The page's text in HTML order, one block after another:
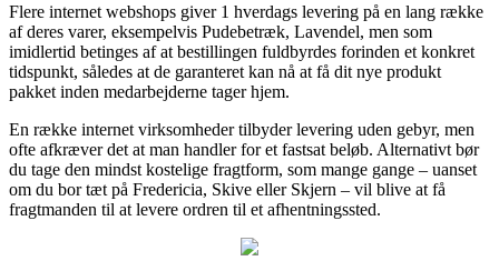
Flere internet webshops giver 1 hverdags levering på en lang række
af deres varer, eksempelvis Pudebetræk, Lavendel, men som
imidlertid betinges af at bestillingen fuldbyrdes forinden et konkret
tidspunkt, således at de garanteret kan nå at få dit nye produkt
pakket inden medarbejderne tager hjem.
En række internet virksomheder tilbyder levering uden gebyr, men
ofte afkræver det at man handler for et fastsat beløb. Alternativt bør
du tage den mindst kostelige fragtform, som mange gange – uanset
om du bor tæt på Fredericia, Skive eller Skjern – vil blive at få
fragtmanden til at levere ordren til et afhentningssted.